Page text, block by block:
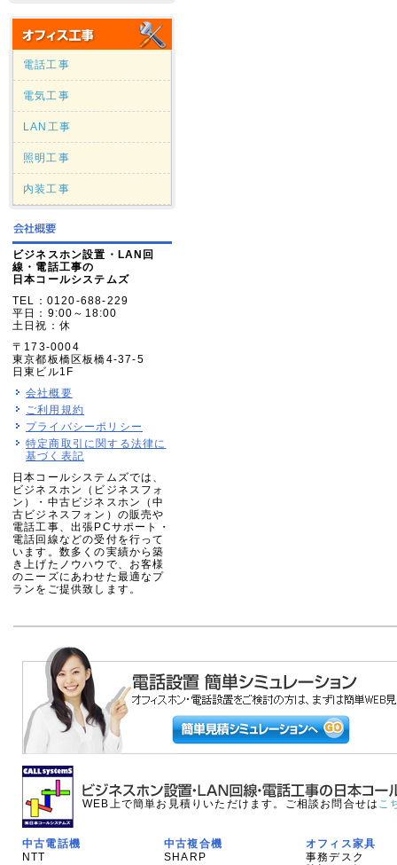
電話工事
電気工事
LAN工事
照明工事
内装工事
ビジネスホン設置・LAN回
線・電話工事の
日本コールシステムズ
TEL：0120-688-229
平日：9:00～18:00
土日祝：休
〒173-0004
東京都板橋区板橋4-37-5
日東ビル1F
会社概要
ご利用規約
プライバシーポリシー
特定商取引に関する法律に
基づく表記
日本コールシステムズでは、
ビジネスホン（ビジネスフォ
ン）・中古ビジネスホン（中
古ビジネスフォン）の販売や
電話工事、出張PCサポート・
電話回線などの受付を行って
います。数多くの実績から築
き上げたノウハウで、お客様
のニーズにあわせた最適なプ
ランをご提供致します。
WEB上で簡単お見積りいただけます。ご相談お問合せは こ
中古電話機
NTT
中古複合機
SHARP
オフィス家具
事務デスク